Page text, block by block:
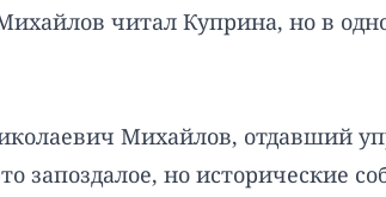
читал Куприна, но в
Михайлов, отдавший
но исторические